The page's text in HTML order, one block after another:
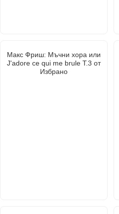
Макс Фриш: Мъчни хора или
J'adore ce qui me brule Т.3 от
Избрано